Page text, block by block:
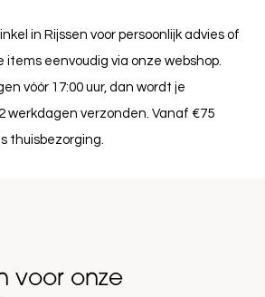
in Rijssen voor persoonlijk advies of
items eenvoudig via onze webshop.
vóór 17:00 uur, dan wordt je
werkdagen verzonden. Vanaf €75
thuisbezorging.
voor onze